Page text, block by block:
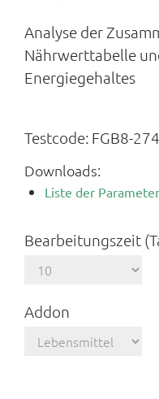
Analyse der
Nährwerttabelle
Energiegehaltes
Testcode: FGB8-
Downloads:
Liste der
Bearbeitungszeit
Addon